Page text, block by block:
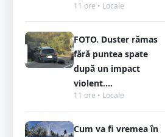
11 ore • Locale
FOTO. Duster rămas
fără puntea spate
după un impact
violent....
11 ore • Locale
Cum va fi vremea în